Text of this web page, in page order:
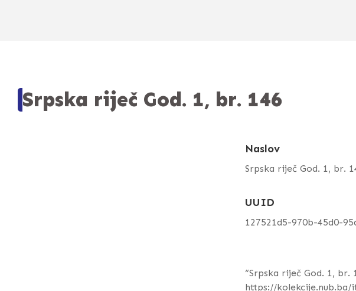
Srpska riječ God. 1, br. 146
Naslov
Srpska riječ God. 1, br.
UUID
127521d5-970b-45d0-
“Srpska riječ God. 1, br.
https://kolekcije.nub.ba/